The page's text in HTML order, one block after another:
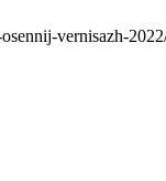
vernisazh-